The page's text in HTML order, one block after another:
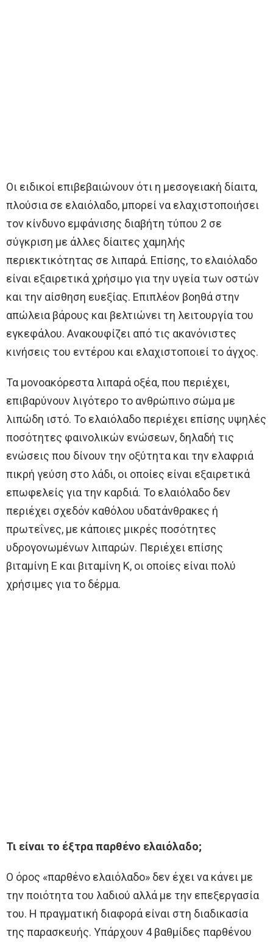
Οι ειδικοί επιβεβαιώνουν ότι η μεσογειακή δίαιτα,
πλούσια σε ελαιόλαδο, μπορεί να ελαχιστοποιήσει
τον κίνδυνο εμφάνισης διαβήτη τύπου 2 σε
σύγκριση με άλλες δίαιτες χαμηλής
περιεκτικότητας σε λιπαρά. Επίσης, το ελαιόλαδο
είναι εξαιρετικά χρήσιμο για την υγεία των οστών
και την αίσθηση ευεξίας. Επιπλέον βοηθά στην
απώλεια βάρους και βελτιώνει τη λειτουργία του
εγκεφάλου. Ανακουφίζει από τις ακανόνιστες
κινήσεις του εντέρου και ελαχιστοποιεί το άγχος.
Τα μονοακόρεστα λιπαρά οξέα, που περιέχει,
επιβαρύνουν λιγότερο το ανθρώπινο σώμα με
λιπώδη ιστό. Το ελαιόλαδο περιέχει επίσης υψηλές
ποσότητες φαινολικών ενώσεων, δηλαδή τις
ενώσεις που δίνουν την οξύτητα και την ελαφριά
πικρή γεύση στο λάδι, οι οποίες είναι εξαιρετικά
επωφελείς για την καρδιά. Το ελαιόλαδο δεν
περιέχει σχεδόν καθόλου υδατάνθρακες ή
πρωτεΐνες, με κάποιες μικρές ποσότητες
υδρογονωμένων λιπαρών. Περιέχει επίσης
βιταμίνη Ε και βιταμίνη Κ, οι οποίες είναι πολύ
χρήσιμες για το δέρμα.
Τι είναι το έξτρα παρθένο ελαιόλαδο;
Ο όρος «παρθένο ελαιόλαδο» δεν έχει να κάνει με
την ποιότητα του λαδιού αλλά με την επεξεργασία
του. Η πραγματική διαφορά είναι στη διαδικασία
της παρασκευής. Υπάρχουν 4 βαθμίδες παρθένου